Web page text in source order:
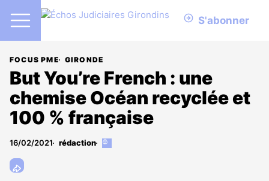
S'abonner
FOCUS PME GIRONDE
But You’re French : une
chemise Océan recyclée et
100 % française
16/02/2021 rédaction
Cet